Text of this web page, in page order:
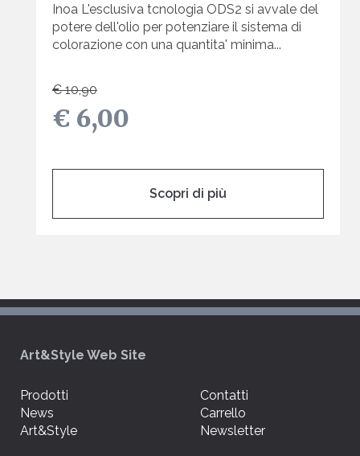
Inoa L'esclusiva tcnologia ODS2 si avvale del
potere dell'olio per potenziare il sistema di
colorazione con una quantita' minima...
€ 10,90
€ 6,00
Scopri di più
Art&Style Web Site
Prodotti
News
Art&Style
Contatti
Carrello
Newsletter